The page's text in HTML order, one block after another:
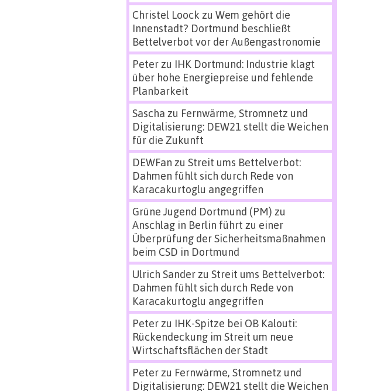
Christel Loock zu Wem gehört die
Innenstadt? Dortmund beschließt
Bettelverbot vor der Außengastronomie
Peterzu IHK Dortmund: Industrie klagt
über hohe Energiepreise und fehlende
Planbarkeit
Sascha zu Fernwärme, Stromnetz und
Digitalisierung: DEW21 stellt die Weichen
für die Zukunft
DEWFan zu Streit ums Bettelverbot:
Dahmen fühlt sich durch Rede von
Karacakurtoglu angegriffen
Grüne Jugend Dortmund (PM) zu
Anschlag in Berlin führt zu einer
Überprüfung der Sicherheitsmaßnahmen
beim CSD in Dortmund
Ulrich Sanderzu Streit ums Bettelverbot:
Dahmen fühlt sich durch Rede von
Karacakurtoglu angegriffen
Peterzu IHK-Spitze bei OB Kalouti:
Rückendeckung im Streit um neue
Wirtschaftsflächen der Stadt
Peterzu Fernwärme, Stromnetz und
Digitalisierung: DEW21 stellt die Weichen